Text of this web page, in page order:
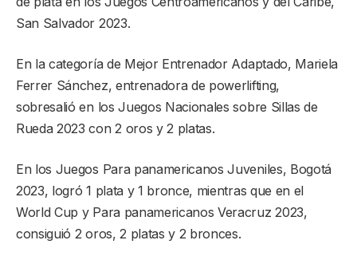
San Salvador 2023.
En la categoría de Mejor Entrenador Adaptado, Mariela
Ferrer Sánchez, entrenadora de powerlifting,
sobresalió en los Juegos Nacionales sobre Sillas de
Rueda 2023 con 2 oros y 2 platas.
En los Juegos Para panamericanos Juveniles, Bogotá
2023, logró 1 plata y 1 bronce, mientras que en el
World Cup y Para panamericanos Veracruz 2023,
consiguió 2 oros, 2 platas y 2 bronces.